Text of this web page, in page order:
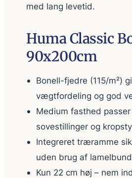
med lang levetid.
Huma Classic
90x200cm
Bonell-fjedre (115/m²)
vægtfordeling og god
Medium fasthed
sovestillinger og
Integreret træramme
uden brug af
Kun 22 cm høj – nem